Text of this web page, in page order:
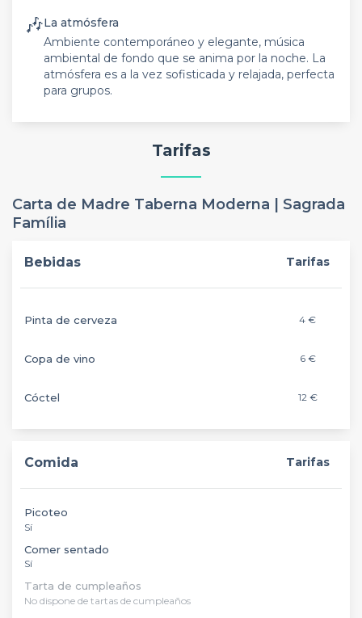
🎶La atmósfera
Ambiente contemporáneo y elegante, música
ambiental de fondo que se anima por la noche. La
atmósfera es a la vez sofisticada y relajada, perfecta
para grupos.
Tarifas
Carta de Madre Taberna Moderna | Sagrada
Família
Bebidas Tarifas
Pinta de cerveza 4 €
Copa de vino 6 €
Cóctel 12 €
Comida Tarifas
Picoteo
Sí
Comer sentado
Sí
Tarta de cumpleaños
No dispone de tartas de cumpleaños